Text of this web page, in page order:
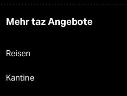
Mehr taz Angebote
Reisen
Kantine